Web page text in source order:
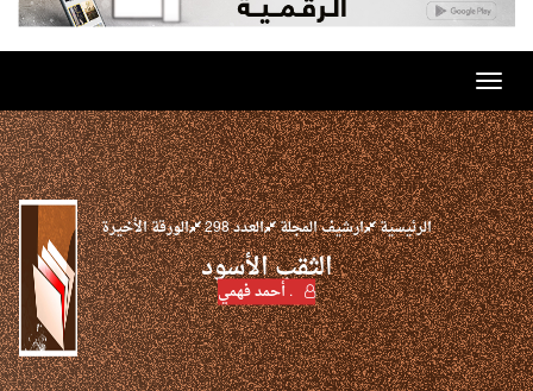
Toggle
navigation
الرئيسية ارشيف المجلة العدد 298 الورقة الأخيرة
الثقب الأسود
. أحمد فهمي